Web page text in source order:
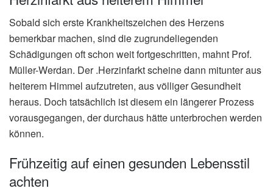
Sobald sich erste Krankheitszeichen des Herzens
bemerkbar machen, sind die zugrundeliegenden
Schädigungen oft schon weit fortgeschritten, mahnt Prof.
Müller-Werdan. Der .Herzinfarkt scheine dann mitunter aus
heiterem Himmel aufzutreten, aus völliger Gesundheit
heraus. Doch tatsächlich ist diesem ein längerer Prozess
vorausgegangen, der durchaus hätte unterbrochen werden
können.
Frühzeitig auf einen gesunden Lebensstil
achten